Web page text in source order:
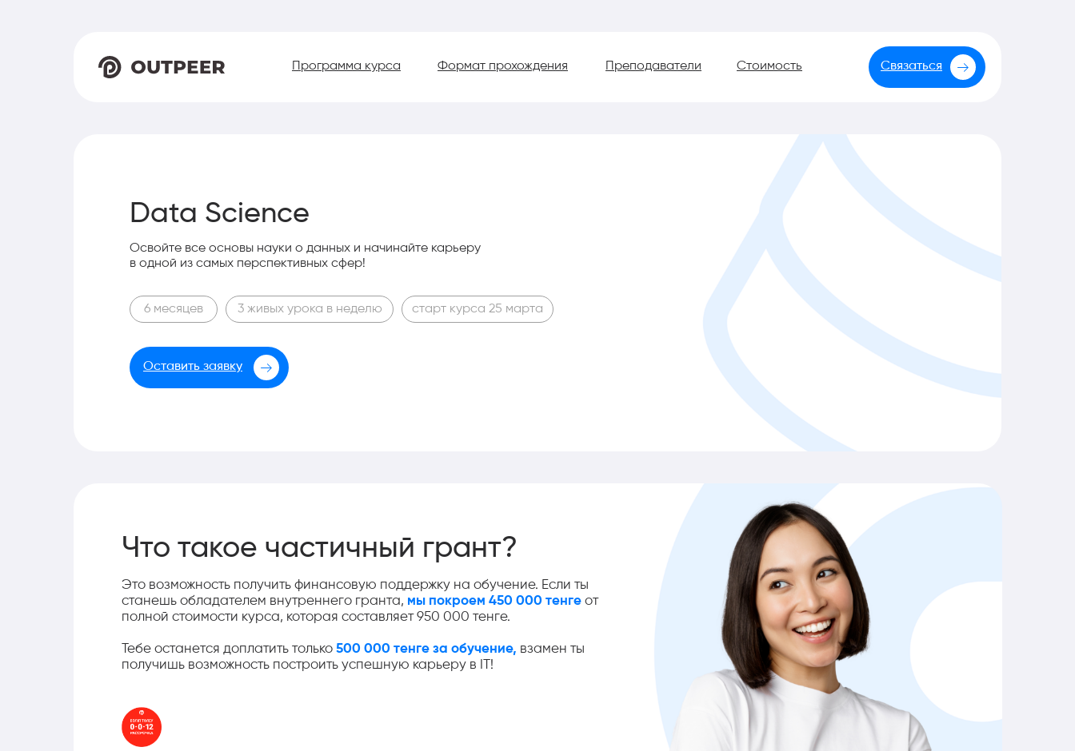
Связаться
Программа курса Формат прохождения Преподаватели Стоимость
Оставить заявку
старт курса 25 марта
3 живых урока в неделю
6 месяцев
Освойте все основы науки о данных и начинайте карьеру
в одной из самых перспективных сфер!
Data Science
Это возможность получить финансовую поддержку на обучение. Если ты
станешь обладателем внутреннего гранта, мы покроем 450 000 тенге от
полной стоимости курса, которая составляет 950 000 тенге.
Тебе останется доплатить только 500 000 тенге за обучение, взамен ты
получишь возможность построить успешную карьеру в IT!
Что такое частичный грант?